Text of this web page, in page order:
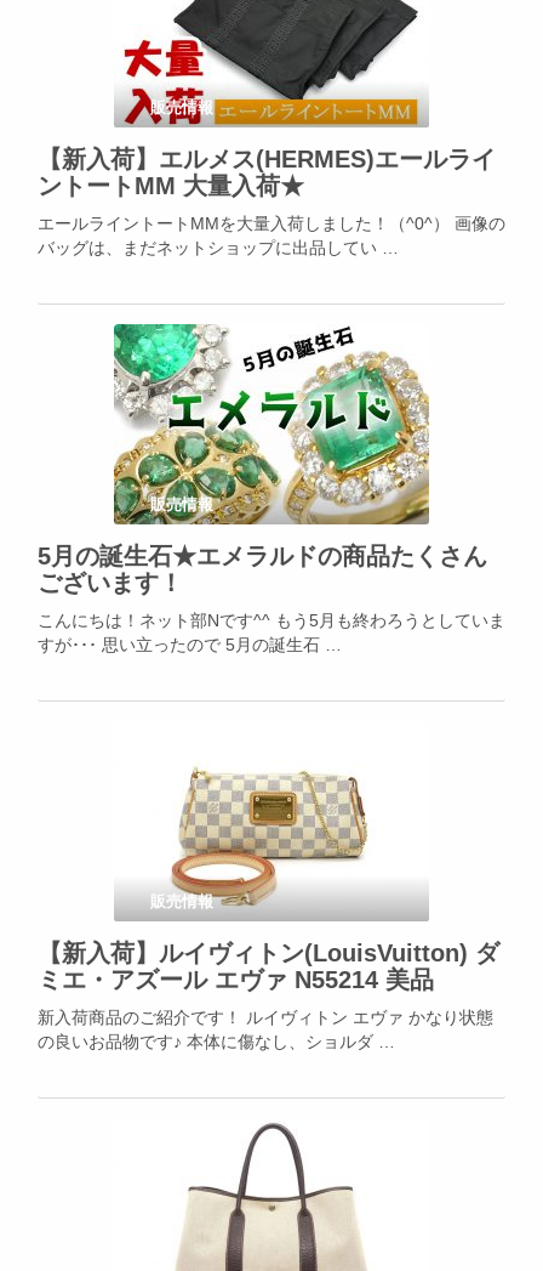
販売情報
【新入荷】エルメス(HERMES)エールライ
ントートMM 大量入荷★
エールライントートMMを大量入荷しました！（^0^） 画像の
バッグは、まだネットショップに出品してい …
販売情報
5月の誕生石★エメラルドの商品たくさん
ございます！
こんにちは！ネット部Nです^^ もう5月も終わろうとしていま
すが･･･ 思い立ったので 5月の誕生石 …
販売情報
【新入荷】ルイヴィトン(LouisVuitton) ダ
ミエ・アズール エヴァ N55214 美品
新入荷商品のご紹介です！ ルイヴィトン エヴァ かなり状態
の良いお品物です♪ 本体に傷なし、ショルダ …